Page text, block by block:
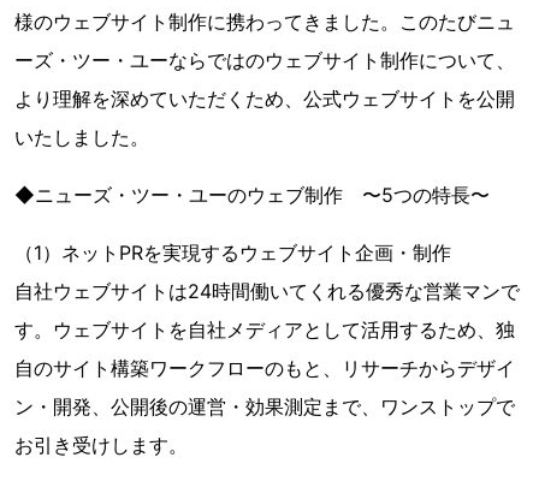
様のウェブサイト制作に携わってきました。このたびニュ
ーズ・ツー・ユーならではのウェブサイト制作について、
より理解を深めていただくため、公式ウェブサイトを公開
いたしました。
◆ニューズ・ツー・ユーのウェブ制作 〜5つの特長〜
（1）ネットPRを実現するウェブサイト企画・制作
自社ウェブサイトは24時間働いてくれる優秀な営業マンで
す。ウェブサイトを自社メディアとして活用するため、独
自のサイト構築ワークフローのもと、リサーチからデザイ
ン・開発、公開後の運営・効果測定まで、ワンストップで
お引き受けします。